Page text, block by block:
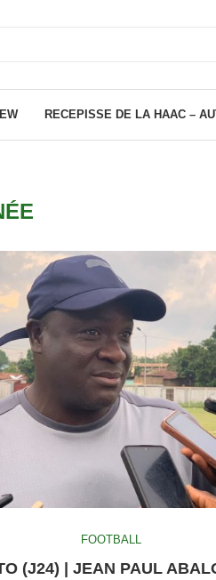
RECEPISSE DE LA HAAC –
FOOTBALL
(J24) | JEAN PAUL